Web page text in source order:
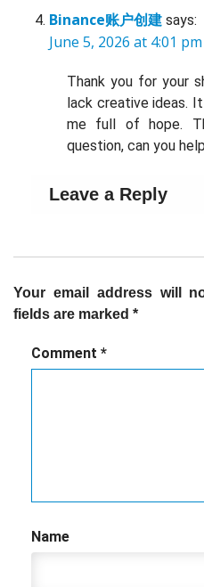
Binance账户创建 says:
June 5, 2026 at 4:01 pm
Thank you for your
lack creative ideas.
me full of hope.
question, can you
Leave a Reply
Your email address will
fields are marked *
Comment *
Name